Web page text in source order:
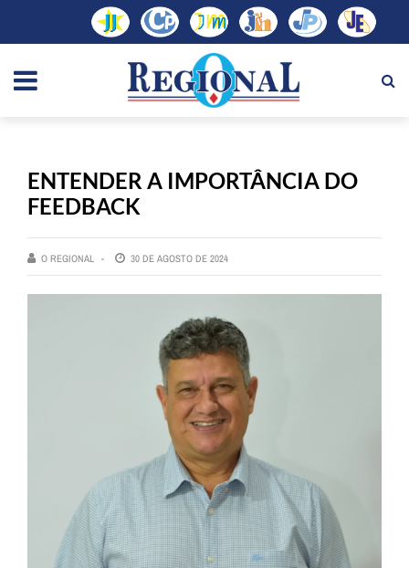
ENTENDER A IMPORTÂNCIA DO
FEEDBACK
O REGIONAL 30 DE AGOSTO DE 2024